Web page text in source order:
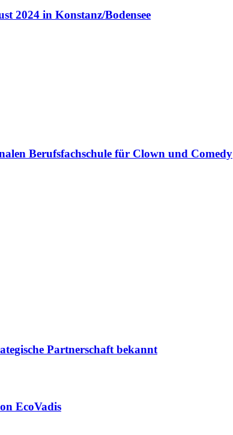
2024 in Konstanz/Bodensee
Berufsfachschule für Clown und Comedy
Partnerschaft bekannt
EcoVadis